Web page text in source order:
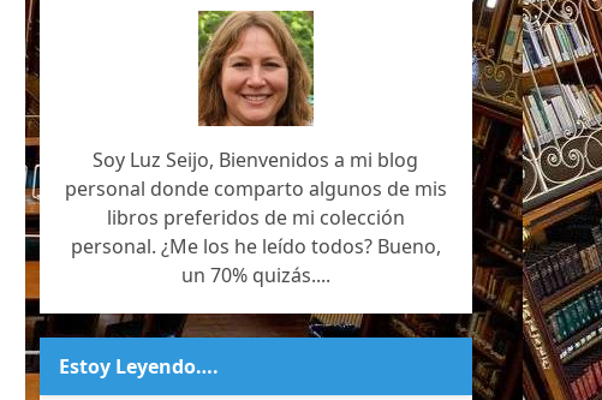
Soy Luz Seijo, Bienvenidos a mi blog
personal donde comparto algunos de mis
libros preferidos de mi colección
personal. ¿Me los he leído todos? Bueno,
un 70% quizás....
Estoy Leyendo….